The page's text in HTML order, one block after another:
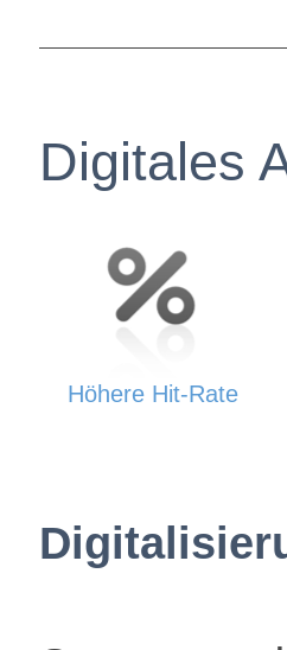
Digitales
Höhere Hit-Rate